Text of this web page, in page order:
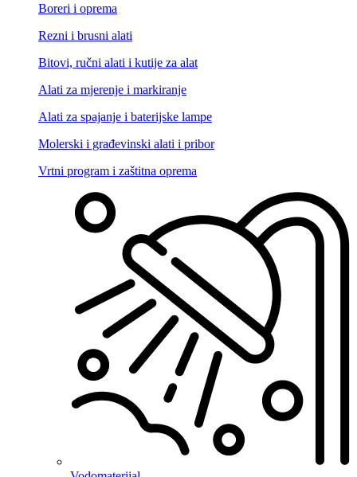
Boreri i oprema
Rezni i brusni alati
Bitovi, ručni alati i kutije za alat
Alati za mjerenje i markiranje
Alati za spajanje i baterijske lampe
Molerski i građevinski alati i pribor
Vrtni program i zaštitna oprema